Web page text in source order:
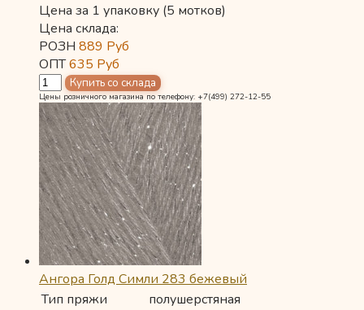
Цена за 1 упаковку (5 мотков)
Цена склада:
РОЗН 889 Руб
ОПТ635 Руб
Цены розничного магазина по телефону: +7(499) 272-12-55
Ангора Голд Симли 283 бежевый
Тип пряжи
полушерстяная